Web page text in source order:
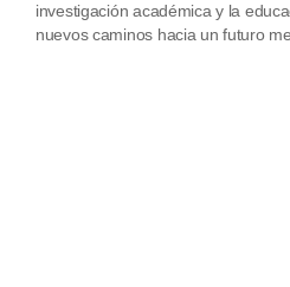
investigación académica y la
nuevos caminos hacia un futuro